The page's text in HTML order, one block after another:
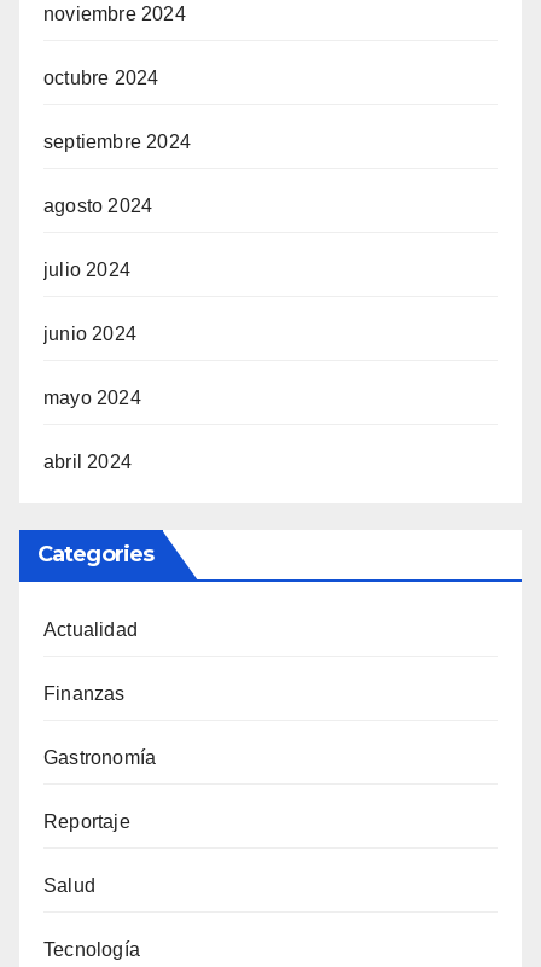
noviembre 2024
octubre 2024
septiembre 2024
agosto 2024
julio 2024
junio 2024
mayo 2024
abril 2024
Categories
Actualidad
Finanzas
Gastronomía
Reportaje
Salud
Tecnología